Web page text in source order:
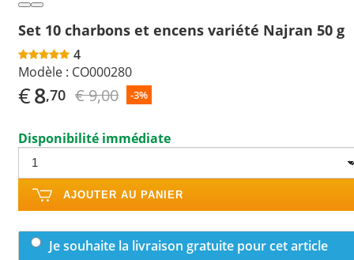
Set 10 charbons et encens variété Najran 50 g
4
Modèle : CO000280
€8,70 € 9,00 -3%
Disponibilité immédiate
AJOUTER AU PANIER
Je souhaite la livraison gratuite pour cet article